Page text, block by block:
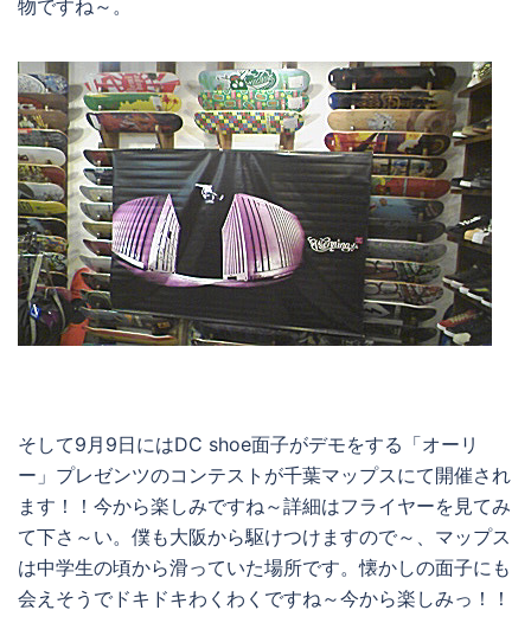
物ですね～。
そして9月9日にはDC shoe面子がデモをする「オーリ
ー」プレゼンツのコンテストが千葉マップスにて開催され
ます！！今から楽しみですね～詳細はフライヤーを見てみ
て下さ～い。僕も大阪から駆けつけますので～、マップス
は中学生の頃から滑っていた場所です。懐かしの面子にも
会えそうでドキドキわくわくですね～今から楽しみっ！！